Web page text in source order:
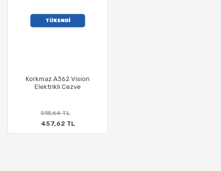
TÜKENDİ
Korkmaz A362 Vision
Elektrikli Cezve
518,64 TL
457,62 TL